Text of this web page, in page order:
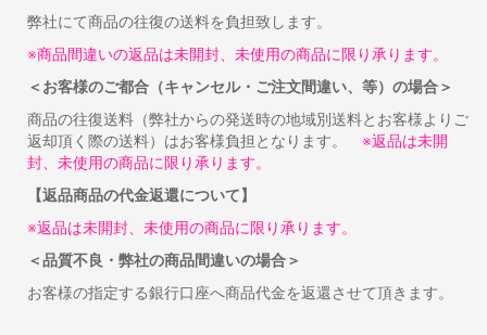
弊社にて商品の往復の送料を負担致します。
※商品間違いの返品は未開封、未使用の商品に限り承ります。
＜お客様のご都合（キャンセル・ご注文間違い、等）の場合＞
商品の往復送料（弊社からの発送時の地域別送料とお客様よりご
返却頂く際の送料）はお客様負担となります。 ※返品は未開
封、未使用の商品に限り承ります。
【返品商品の代金返還について】
※返品は未開封、未使用の商品に限り承ります。
＜品質不良・弊社の商品間違いの場合＞
お客様の指定する銀行口座へ商品代金を返還させて頂きます。